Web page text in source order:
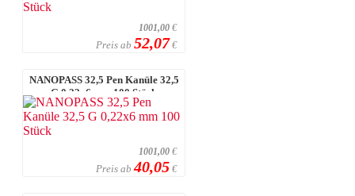
1001,00 €
Preis ab 52,07 €
NANOPASS 32,5 Pen Kanüle 32,5
G 0,22x6 mm 100 Stück
1001,00 €
Preis ab 40,05 €